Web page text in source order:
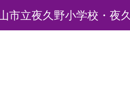
市立夜久野小学校・夜